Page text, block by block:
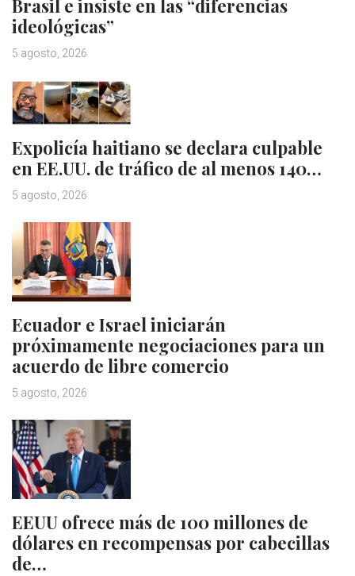
Brasil e insiste en las “diferencias
ideológicas”
5 agosto, 2026
Expolicía haitiano se declara culpable
en EE.UU. de tráfico de al menos 140…
5 agosto, 2026
Ecuador e Israel iniciarán
próximamente negociaciones para un
acuerdo de libre comercio
5 agosto, 2026
EEUU ofrece más de 100 millones de
dólares en recompensas por cabecillas
de…